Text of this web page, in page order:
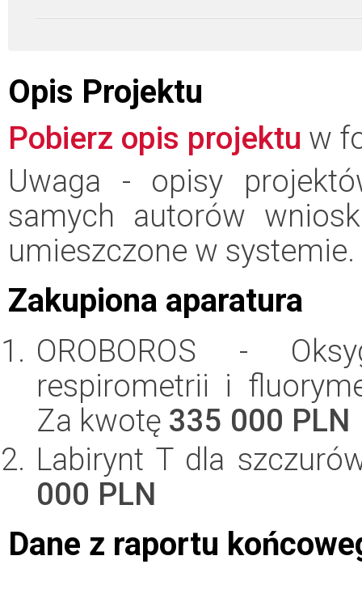
Opis Projektu
Pobierz opis projektu w
Uwaga - opisy
samych autorów
umieszczone w systemie.
Zakupiona aparatura
OROBOROS -
respirometrii i
Za kwotę 335 000 PLN
Labirynt T dla
000 PLN
Dane z raportu